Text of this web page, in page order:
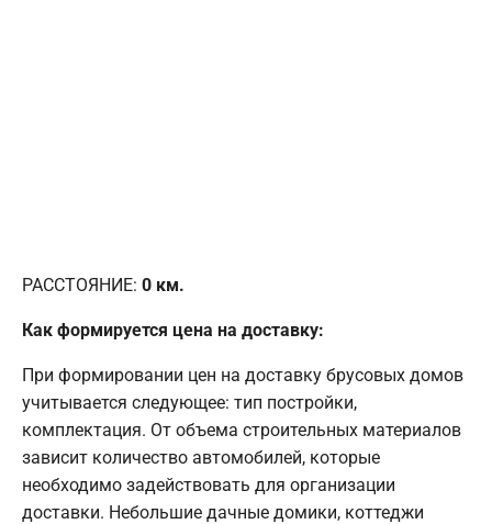
РАССТОЯНИЕ: 0 км.
Как формируется цена на доставку:
При формировании цен на доставку брусовых домов
учитывается следующее: тип постройки,
комплектация. От объема строительных материалов
зависит количество автомобилей, которые
необходимо задействовать для организации
доставки. Небольшие дачные домики, коттеджи